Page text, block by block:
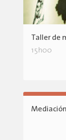
Taller de
15h00